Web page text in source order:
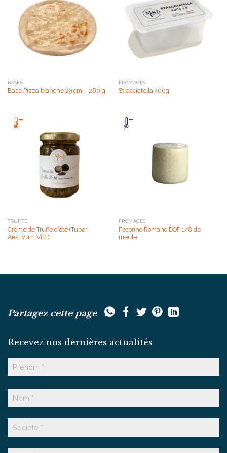
BASES
Base Pizza blanche 29 cm – 280 g
FROMAGES
Stracciatella 400g
TRUFFE
Crème de Truffe d’été (Tuber
Aestivum Vitt.)
FROMAGES
Pecorino Romano DOP 1/8 de
meule
Partagez cette page
Recevez nos dernières actualités
Prénom
Nom
Suffixe